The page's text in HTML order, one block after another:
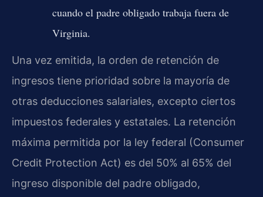
cuando el padre obligado trabaja fuera de
Virginia.
Una vez emitida, la orden de retención de
ingresos tiene prioridad sobre la mayoría de
otras deducciones salariales, excepto ciertos
impuestos federales y estatales. La retención
máxima permitida por la ley federal (Consumer
Credit Protection Act) es del 50% al 65% del
ingreso disponible del padre obligado,